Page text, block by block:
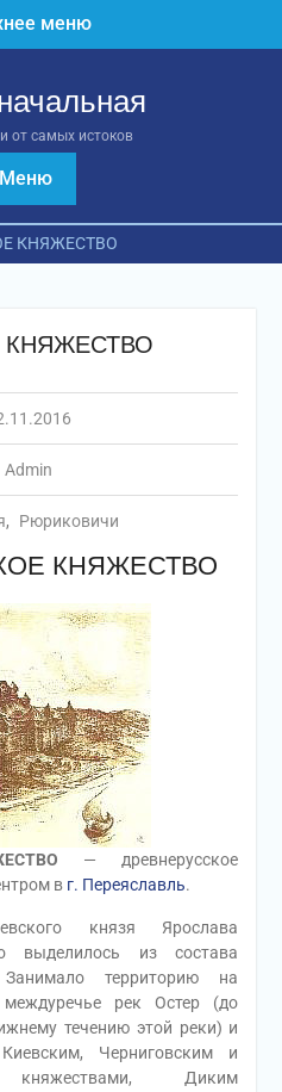
меню
от самых истоков
Меню
КНЯЖЕСТВО
КНЯЖЕСТВО
Admin
, Рюриковичи
КНЯЖЕСТВО
— древнерусское
в г. Переяславль.
князя Ярослава
выделилось из состава
территорию на
рек Остер (до
течению этой реки) и
Черниговским и
княжествами, Диким